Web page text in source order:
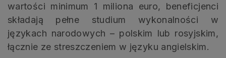
wartości minimum 1 miliona euro, beneficjenci
składają pełne studium wykonalności w
językach narodowych – polskim lub rosyjskim,
łącznie ze streszczeniem w języku angielskim.